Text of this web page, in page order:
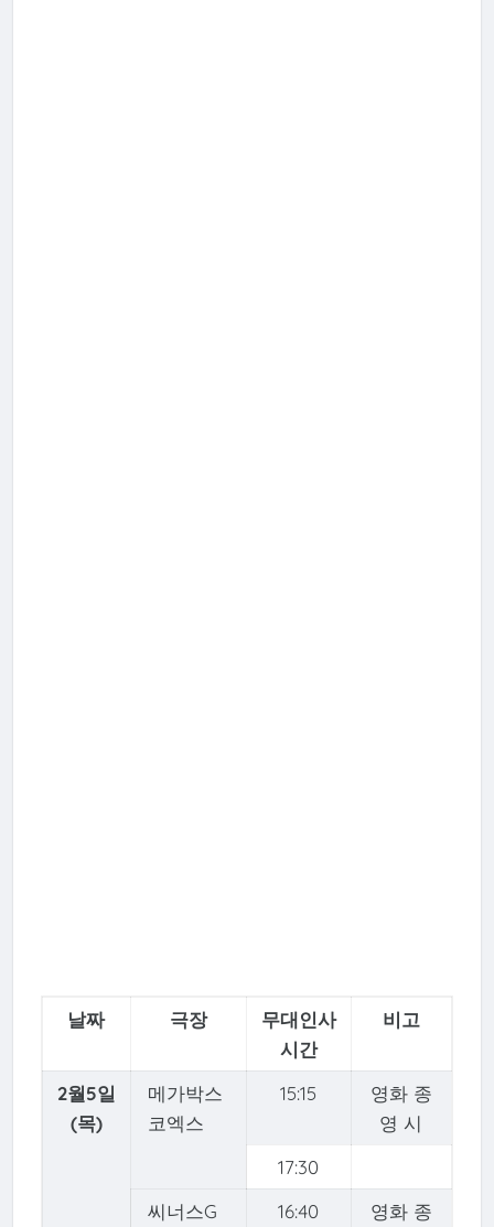
날짜 극장
무대인사
시간
비고
2월5일
(목)
메가박스
코엑스
15:15
영화 종
영 시
17:30
씨너스G
16:40
영화 종